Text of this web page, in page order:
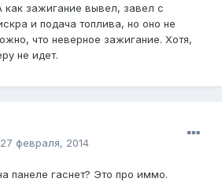
как зажигание вывел, завел с
и подача топлива, но оно не
что неверное зажигание. Хотя,
не идет.
27 февраля, 2014
панеле гаснет? Это про иммо.